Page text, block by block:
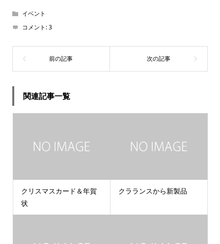
イベント
コメント:3
関連記事一覧
クリスマスカード＆年賀
状
クラランスから新製品